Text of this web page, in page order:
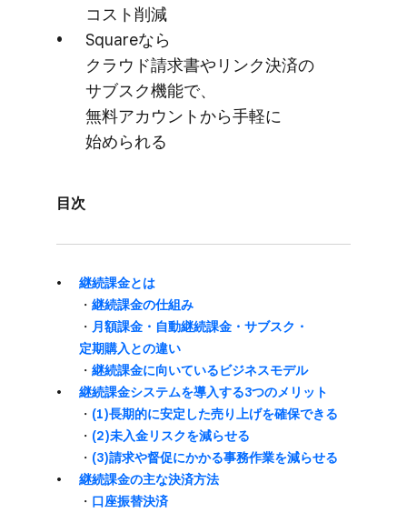
コスト削減
Squareなら​
クラウド請求書やリンク決済の​
サブスク機能で、​
無料アカウントから​手軽に​
始められる
目次
継続課金とは
・ 継続課金の​仕組み
・ 月額課金・​自動継続課金・サブスク・
定期購入との​違い
・ 継続課金に​向いている​ビジネスモデル
継続課金システムを​導入する​3つの​メリット
・ (1)長期的に​安定した​売り上げを​確保できる
・ (2)未入金リスクを​減らせる
・ (3)請求や​督促に​かかる​事務作業を​減らせる
継続課金の​主な​決済方​法
・ 口座振替決済